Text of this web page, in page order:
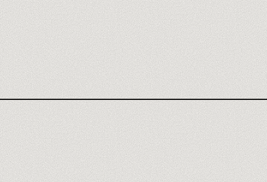
AVIS APOLLO.IO CLAY INSTANTLY
SALES NAVIGATOR LEMLIST